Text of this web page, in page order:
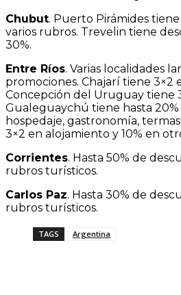
Chubut. Puerto Pirámides
varios rubros. Trevelin tiene
30%.
Entre Ríos. Varias localidades
promociones. Chajarí tiene 3×2
Concepción del Uruguay tiene
Gualeguaychú tiene hasta
hospedaje, gastronomía,
3×2 en alojamiento y 10% en
Corrientes. Hasta 50% de
rubros turísticos.
Carlos Paz. Hasta 30% de
rubros turísticos.
TAGS Argentina